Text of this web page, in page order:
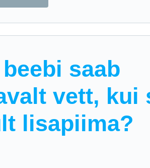
saab
vett, kui
lisapiima?